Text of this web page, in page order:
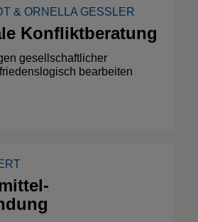
& ORNELLA GESSLER
Konfliktberatung
gesellschaftlicher
bearbeiten